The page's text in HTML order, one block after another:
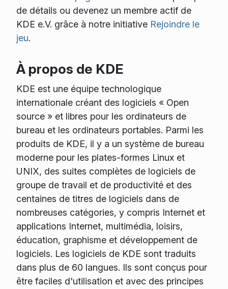
de détails ou devenez un membre actif de
KDE e.V. grâce à notre initiative Rejoindre le
jeu.
À propos de KDE
KDE est une équipe technologique
internationale créant des logiciels « Open
source » et libres pour les ordinateurs de
bureau et les ordinateurs portables. Parmi les
produits de KDE, il y a un système de bureau
moderne pour les plates-formes Linux et
UNIX, des suites complètes de logiciels de
groupe de travail et de productivité et des
centaines de titres de logiciels dans de
nombreuses catégories, y compris Internet et
applications Internet, multimédia, loisirs,
éducation, graphisme et développement de
logiciels. Les logiciels de KDE sont traduits
dans plus de 60 langues. Ils sont conçus pour
être faciles d'utilisation et avec des principes